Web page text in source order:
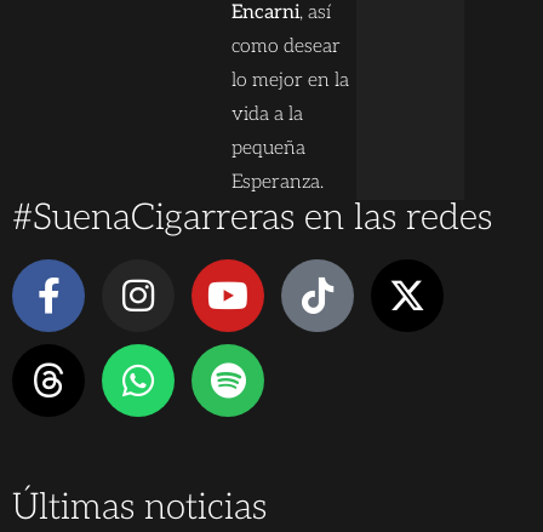
Encarni, así
como desear
lo mejor en la
vida a la
pequeña
Esperanza.
#SuenaCigarreras en las redes
Últimas noticias